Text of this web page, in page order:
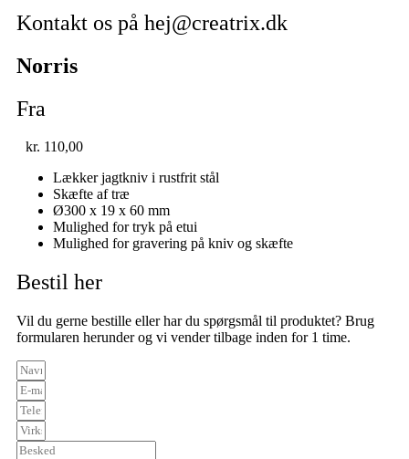
Kontakt os på hej@creatrix.dk
Norris
Fra
kr. 110,00
Lækker jagtkniv i rustfrit stål
Skæfte af træ
Ø300 x 19 x 60 mm
Mulighed for tryk på etui
Mulighed for gravering på kniv og skæfte
Bestil her
Vil du gerne bestille eller har du spørgsmål til produktet? Brug
formularen herunder og vi vender tilbage inden for 1 time.